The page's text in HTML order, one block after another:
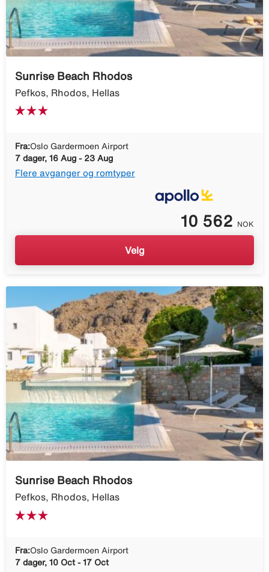
Sunrise Beach Rhodos
Pefkos, Rhodos, Hellas
Fra:Oslo Gardermoen Airport
7 dager, 16 Aug - 23 Aug
Flere avganger og romtyper
10 562 NOK
Velg
Sunrise Beach Rhodos
Pefkos, Rhodos, Hellas
Fra:Oslo Gardermoen Airport
7 dager, 10 Oct - 17 Oct